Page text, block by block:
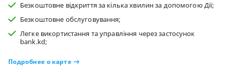
Безкоштовне відкриття за кілька хвилин за допомогою Дії;
Безкоштовне обслуговування;
Легке викортистання та управління через застосунок
bank.kd;
Подробнее о карте